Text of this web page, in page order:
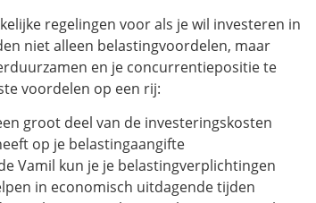
regelingen voor als je wil investeren in
niet alleen belastingvoordelen, maar
en je concurrentiepositie te
voordelen op een rij:
groot deel van de investeringskosten
op je belastingaangifte
Vamil kun je je belastingverplichtingen
in economisch uitdagende tijden